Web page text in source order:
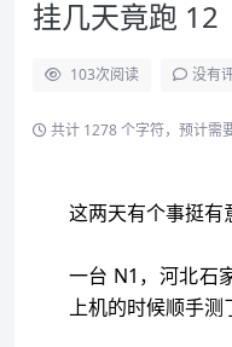
挂几天竟跑 12
103次阅读 没有
共计 1278 个字符，预计需
这两天有个事挺有
一台 N1，河北石
上机的时候顺手测